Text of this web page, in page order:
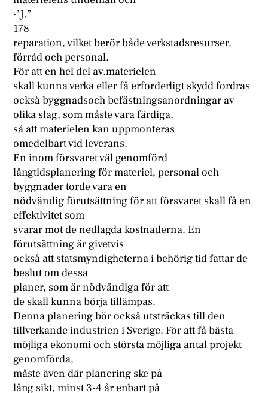
·’J.”
178
reparation, vilket berör både verkstadsresurser,
förråd och personal.
För att en hel del av.materielen
skall kunna verka eller få erforderligt skydd fordras
också byggnadsoch befästningsanordningar av
olika slag, som måste vara färdiga,
så att materielen kan uppmonteras
omedelbart vid leverans.
En inom försvaret väl genomförd
långtidsplanering för materiel, personal och
byggnader torde vara en
nödvändig förutsättning för att försvaret skall få en
effektivitet som
svarar mot de nedlagda kostnaderna. En
förutsättning är givetvis
också att statsmyndigheterna i behörig tid fattar de
beslut om dessa
planer, som är nödvändiga för att
de skall kunna börja tillämpas.
Denna planering bör också utsträckas till den
tillverkande industrien i Sverige. För att få bästa
möjliga ekonomi och största möjliga antal projekt
genomförda,
måste även där planering ske på
lång sikt, minst 3-4 år enbart på